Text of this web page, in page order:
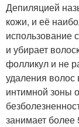
Депиляцией
кожи, и её
использование
и убирает
фолликул и не
удаления волос
интимной зоны
занимает более